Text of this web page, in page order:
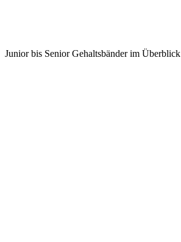
Junior bis Senior Gehaltsbänder im Überblick